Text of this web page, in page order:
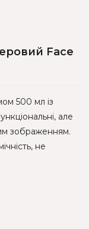
Face
500 мл із
але
зображенням.
не